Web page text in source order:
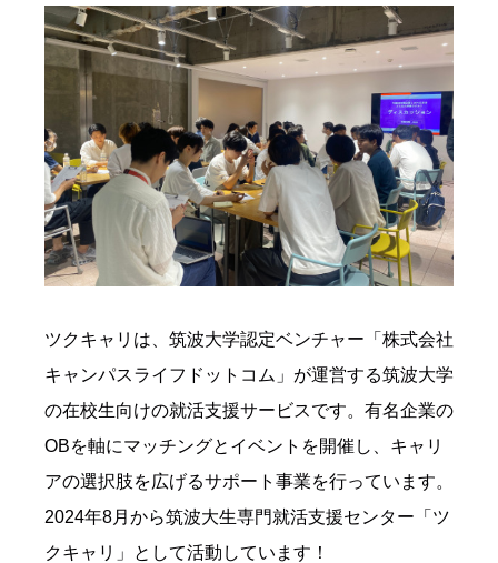
ツクキャリは、筑波大学認定ベンチャー「株式会社
キャンパスライフドットコム」が運営する筑波大学
の在校生向けの就活支援サービスです。 有名企業の
OBを軸にマッチングとイベントを開催し、キャリ
アの選択肢を広げるサポート事業を行っています。
2024年8月から筑波大生専門就活支援センター「ツ
クキャリ」として活動しています！